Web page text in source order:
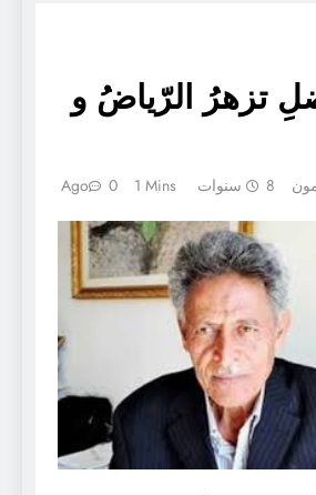
تزهرُ الرّياضُ و
8 سنوات Ago 0 1 Mins